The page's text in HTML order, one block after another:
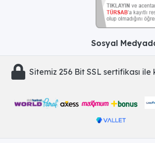
Sosyal
Sitemiz 256 Bit SSL sertifikası ile